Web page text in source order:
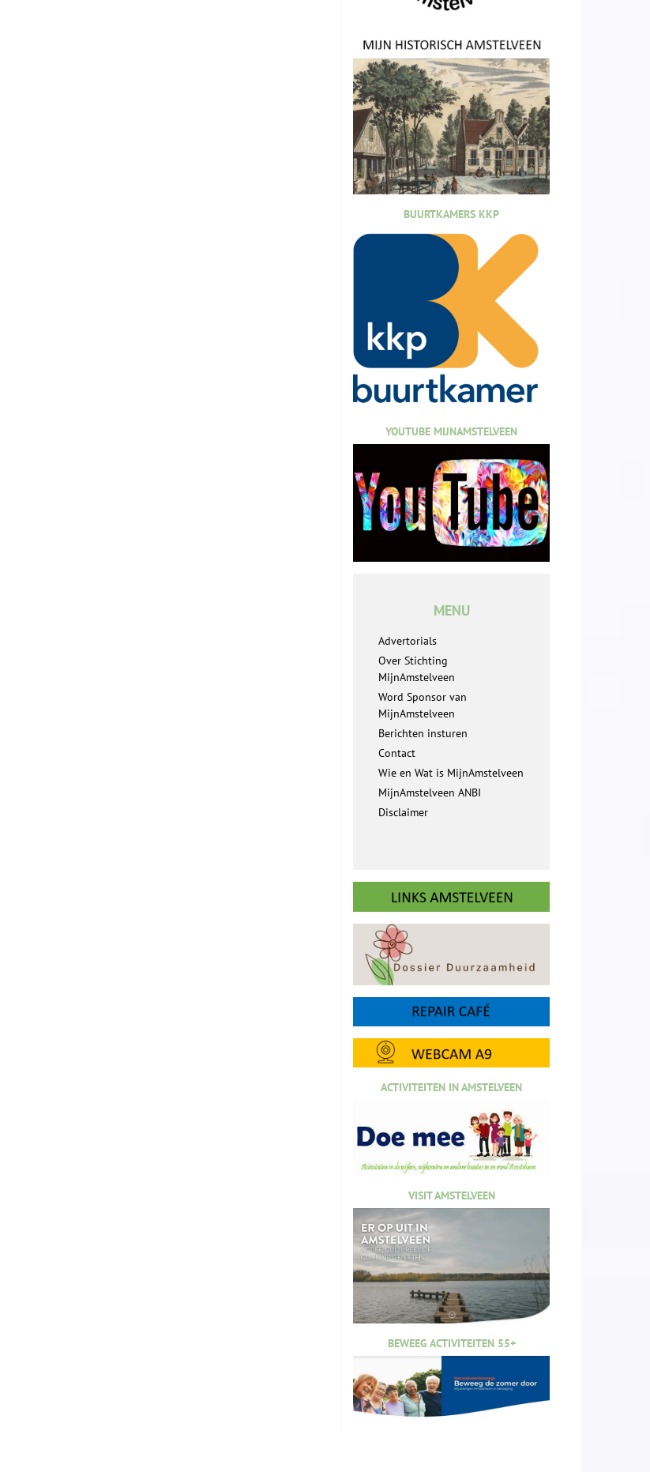
BUURTKAMERS KKP
YOUTUBE MIJNAMSTELVEEN
MENU
Advertorials
Over Stichting
MijnAmstelveen
Word Sponsor van
MijnAmstelveen
Berichten insturen
Contact
Wie en Wat is MijnAmstelveen
MijnAmstelveen ANBI
Disclaimer
ACTIVITEITEN IN AMSTELVEEN
VISIT AMSTELVEEN
BEWEEG ACTIVITEITEN 55+